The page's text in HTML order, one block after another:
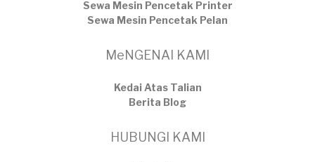
Sewa Mesin Pencetak Printer
Sewa Mesin Pencetak Pelan
MeNGENAI KAMI
Kedai Atas Talian
​Berita Blog
HUBUNGI KAMI